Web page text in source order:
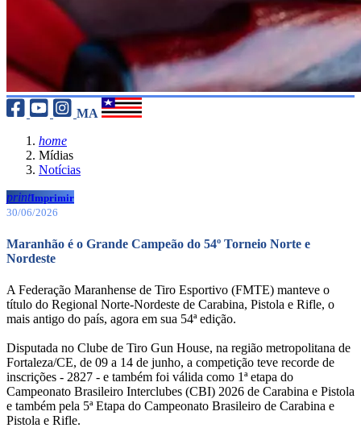
MA
home
Mídias
Notícias
printImprimir
30/06/2026
Maranhão é o Grande Campeão do 54º Torneio Norte e
Nordeste
A Federação Maranhense de Tiro Esportivo (FMTE) manteve o
título do Regional Norte-Nordeste de Carabina, Pistola e Rifle, o
mais antigo do país, agora em sua 54ª edição.
Disputada no Clube de Tiro Gun House, na região metropolitana de
Fortaleza/CE, de 09 a 14 de junho, a competição teve recorde de
inscrições - 2827 - e também foi válida como 1ª etapa do
Campeonato Brasileiro Interclubes (CBI) 2026 de Carabina e Pistola
e também pela 5ª Etapa do Campeonato Brasileiro de Carabina e
Pistola e Rifle.